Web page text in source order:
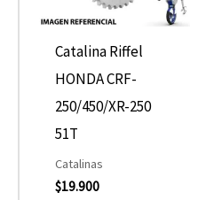
Catalina Riffel
HONDA CRF-
250/450/XR-250
51T
Catalinas
$19.900